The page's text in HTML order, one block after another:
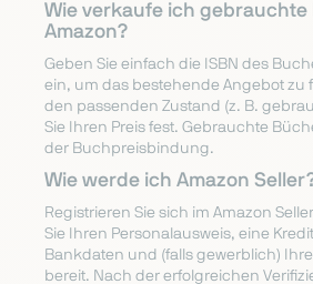
Wie verkaufe ich
Amazon?
Geben Sie einfach die ISBN des
ein, um das bestehende Angebot zu
den passenden Zustand (z. B.
Sie Ihren Preis fest. Gebrauchte
der Buchpreisbindung.
Wie werde ich Amazon
Registrieren Sie sich im Amazon
Sie Ihren Personalausweis, eine
Bankdaten und (falls gewerblich)
bereit. Nach der erfolgreichen